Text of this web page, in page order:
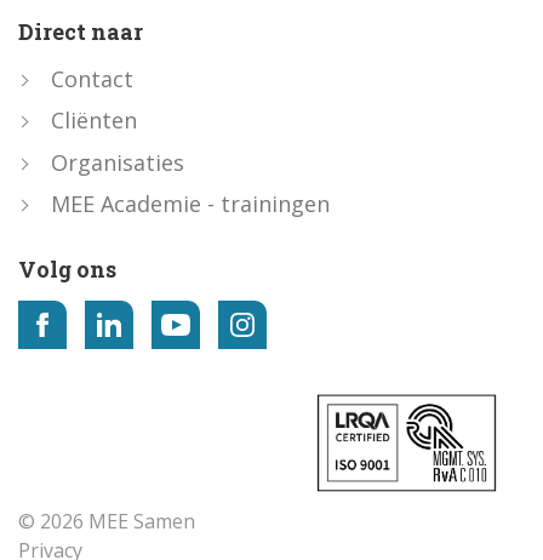
Direct naar
Contact
Cliënten
Organisaties
MEE Academie - trainingen
Volg ons
© 2026 MEE Samen
Privacy